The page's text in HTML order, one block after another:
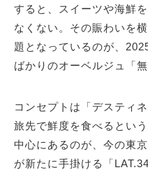
すると、スイーツや海鮮
なくない。その賑わいを
題となっているのが、
ばかりのオーベルジュ「無
コンセプトは「デスティ
旅先で鮮度を食べるとい
中心にあるのが、今の東
が新たに手掛ける「